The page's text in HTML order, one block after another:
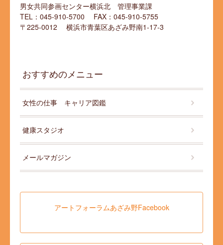
男女共同参画センター横浜北 管理事業課
TEL：045-910-5700 FAX：045-910-5755
〒225-0012 横浜市青葉区あざみ野南1‐17‐3
おすすめのメニュー
女性の仕事 キャリア図鑑
健康スタジオ
メールマガジン
アートフォーラムあざみ野Facebook